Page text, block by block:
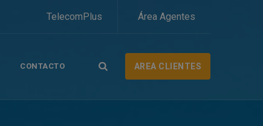
TelecomPlus Área Agentes
CONTACTO AREA CLIENTES